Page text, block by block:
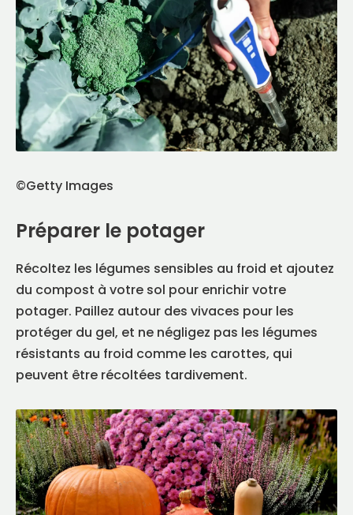
©Getty Images
Préparer le potager
Récoltez les légumes sensibles au froid et ajoutez
du compost à votre sol pour enrichir votre
potager. Paillez autour des vivaces pour les
protéger du gel, et ne négligez pas les légumes
résistants au froid comme les carottes, qui
peuvent être récoltées tardivement.